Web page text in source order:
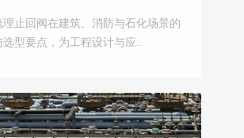
理止回阀在建筑、消防与石化场景的
选型要点，为工程设计与应..